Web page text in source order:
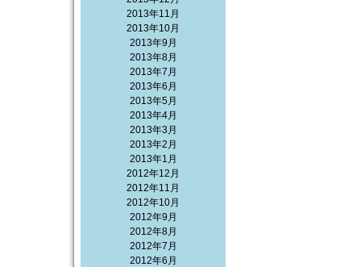
2013年11月
2013年10月
2013年9月
2013年8月
2013年7月
2013年6月
2013年5月
2013年4月
2013年3月
2013年2月
2013年1月
2012年12月
2012年11月
2012年10月
2012年9月
2012年8月
2012年7月
2012年6月